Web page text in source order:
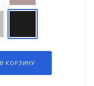
В КОРЗИНУ